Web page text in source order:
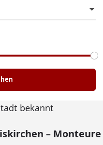
bekannt
– Monteure